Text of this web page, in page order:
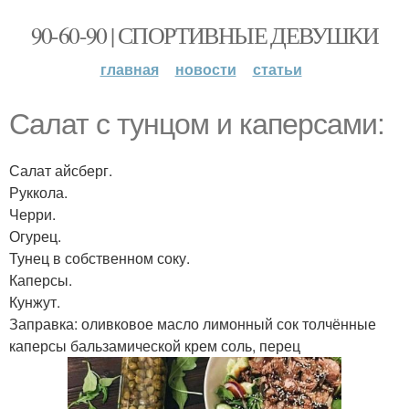
90-60-90 | СПОРТИВНЫЕ ДЕВУШКИ
главная новости статьи
Салат с тунцом и каперсами:
Салат айсберг.
Руккола.
Черри.
Огурец.
Тунец в собственном соку.
Каперсы.
Кунжут.
Заправка: оливковое масло лимонный сок толчённые
каперсы бальзамической крем соль, перец